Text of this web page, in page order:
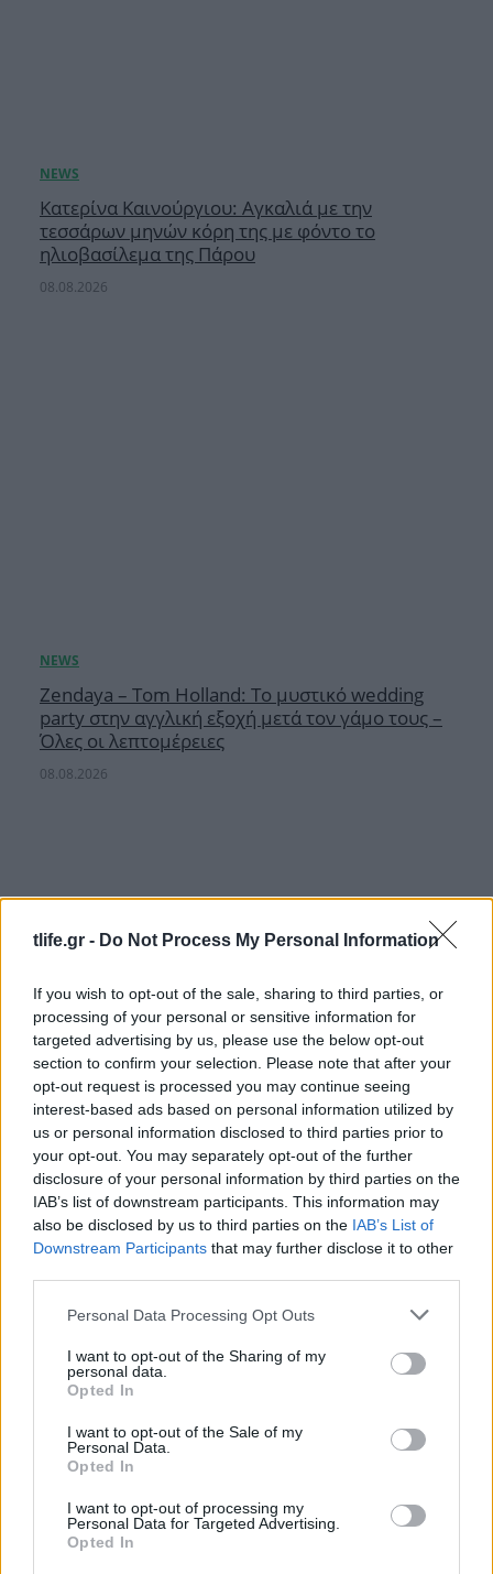
tlife.gr - Do Not Process My Personal Information
If you wish to opt-out of the sale, sharing to third parties, or
processing of your personal or sensitive information for
targeted advertising by us, please use the below opt-out
section to confirm your selection. Please note that after your
opt-out request is processed you may continue seeing
interest-based ads based on personal information utilized by
us or personal information disclosed to third parties prior to
your opt-out. You may separately opt-out of the further
disclosure of your personal information by third parties on the
IAB’s list of downstream participants. This information may
also be disclosed by us to third parties on the IAB’s List of
Downstream Participants that may further disclose it to other
Please note that this website/app uses one or more Google
not limited to your visit or usage behaviour. You may click to
grant or deny consent to Google and its third-party tags to
use your data for below specified purposes in below Google
consent section.
Personal Data Processing Opt Outs
I want to opt-out of the Sharing of my
personal data.
Opted In
I want to opt-out of the Sale of my
Personal Data.
Opted In
I want to opt-out of processing my
Personal Data for Targeted Advertising.
Opted In
Κατερίνα Καινούργιου: Αγκαλιά με την
τεσσάρων μηνών κόρη της με φόντο το
ηλιοβασίλεμα της Πάρου
08.08.2026
Zendaya – Tom Holland: Το μυστικό wedding
party στην αγγλική εξοχή μετά τον γάμο τους –
Όλες οι λεπτομέρειες
08.08.2026
Εριέττα Κούρκουλου: Τα φιλιά με τον Βύρωνα
Βασιλειάδη στις διακοπές τους και τα γενέθλια
– «Καμία στιγμή ευτυχίας δεδομένη»